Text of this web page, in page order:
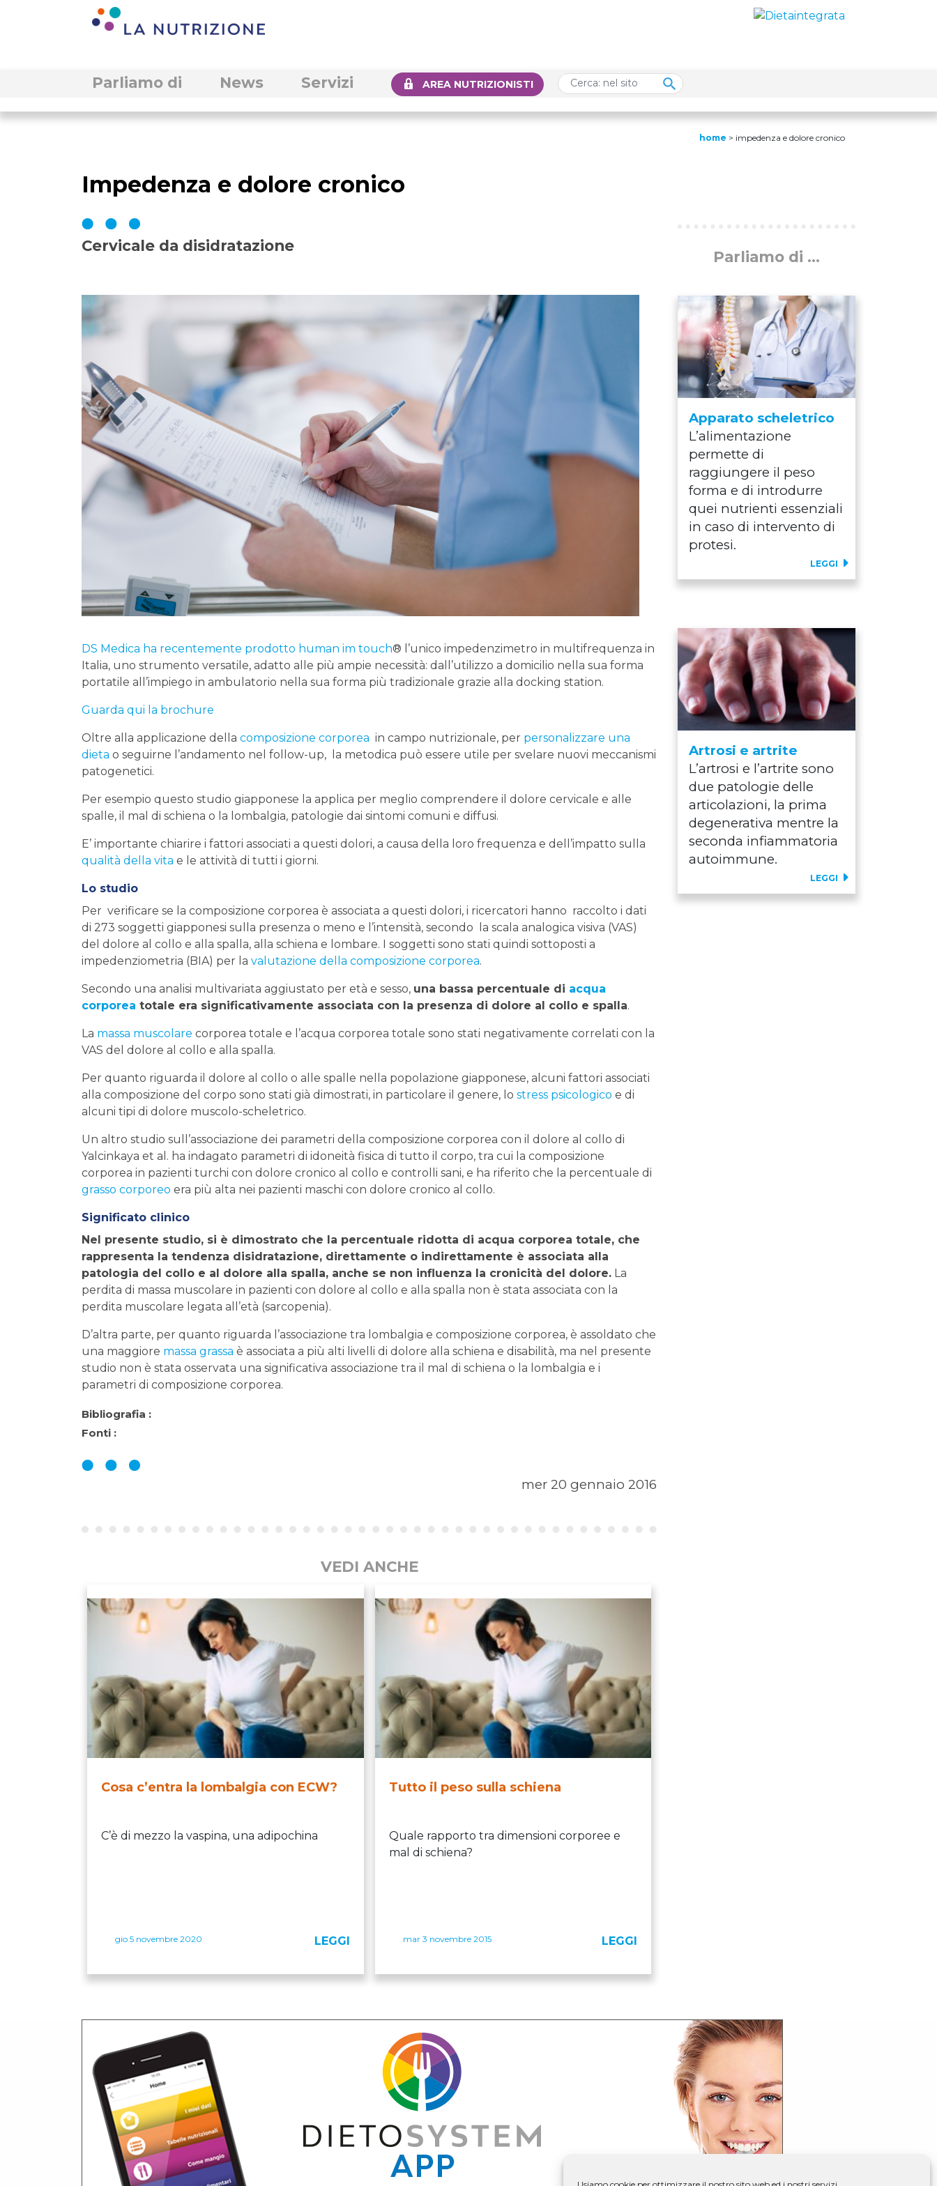
Parliamo di News Servizi AREA NUTRIZIONISTI
home > impedenza e dolore cronico
Impedenza e dolore cronico
Cervicale da disidratazione
DS Medica ha recentemente prodotto human im touch® l’unico impedenzimetro in multifrequenza in
Italia, uno strumento versatile, adatto alle più ampie necessità: dall’utilizzo a domicilio nella sua forma
portatile all’impiego in ambulatorio nella sua forma più tradizionale grazie alla docking station.
Guarda qui la brochure
Oltre alla applicazione della composizione corporea in campo nutrizionale, per personalizzare una
dieta o seguirne l’andamento nel follow-up, la metodica può essere utile per svelare nuovi meccanismi
patogenetici.
Per esempio questo studio giapponese la applica per meglio comprendere il dolore cervicale e alle
spalle, il mal di schiena o la lombalgia, patologie dai sintomi comuni e diffusi.
E’ importante chiarire i fattori associati a questi dolori, a causa della loro frequenza e dell’impatto sulla
qualità della vita e le attività di tutti i giorni.
Lo studio
Per verificare se la composizione corporea è associata a questi dolori, i ricercatori hanno raccolto i dati
di 273 soggetti giapponesi sulla presenza o meno e l’intensità, secondo la scala analogica visiva (VAS)
del dolore al collo e alla spalla, alla schiena e lombare. I soggetti sono stati quindi sottoposti a
impedenziometria (BIA) per la valutazione della composizione corporea.
Secondo una analisi multivariata aggiustato per età e sesso, una bassa percentuale di acqua
corporea totale era significativamente associata con la presenza di dolore al collo e spalla.
La massa muscolare corporea totale e l’acqua corporea totale sono stati negativamente correlati con la
VAS del dolore al collo e alla spalla.
Per quanto riguarda il dolore al collo o alle spalle nella popolazione giapponese, alcuni fattori associati
alla composizione del corpo sono stati già dimostrati, in particolare il genere, lo stress psicologico e di
alcuni tipi di dolore muscolo-scheletrico.
Un altro studio sull’associazione dei parametri della composizione corporea con il dolore al collo di
Yalcinkaya et al. ha indagato parametri di idoneità fisica di tutto il corpo, tra cui la composizione
corporea in pazienti turchi con dolore cronico al collo e controlli sani, e ha riferito che la percentuale di
grasso corporeo era più alta nei pazienti maschi con dolore cronico al collo.
Significato clinico
Nel presente studio, si è dimostrato che la percentuale ridotta di acqua corporea totale, che
rappresenta la tendenza disidratazione, direttamente o indirettamente è associata alla
patologia del collo e al dolore alla spalla, anche se non influenza la cronicità del dolore. La
perdita di massa muscolare in pazienti con dolore al collo e alla spalla non è stata associata con la
perdita muscolare legata all’età (sarcopenia).
D’altra parte, per quanto riguarda l’associazione tra lombalgia e composizione corporea, è assoldato che
una maggiore massa grassa è associata a più alti livelli di dolore alla schiena e disabilità, ma nel presente
studio non è stata osservata una significativa associazione tra il mal di schiena o la lombalgia e i
parametri di composizione corporea.
Bibliografia :
Fonti :
mer 20 gennaio 2016
VEDI ANCHE
Cosa c’entra la lombalgia con ECW?
C’è di mezzo la vaspina, una adipochina
gio 5 novembre 2020 LEGGI
Tutto il peso sulla schiena
Quale rapporto tra dimensioni corporee e
mal di schiena?
mar 3 novembre 2015 LEGGI
Parliamo di ...
Apparato scheletrico
L’alimentazione
permette di
raggiungere il peso
forma e di introdurre
quei nutrienti essenziali
in caso di intervento di
protesi.
LEGGI
Artrosi e artrite
L’artrosi e l’artrite sono
due patologie delle
articolazioni, la prima
degenerativa mentre la
seconda infiammatoria
autoimmune.
LEGGI